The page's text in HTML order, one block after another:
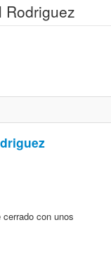
Rodriguez
con unos